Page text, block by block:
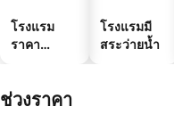
โรงแรม
ราคา
โรงแรมมี
สระว่ายน้ำ
ช่วงราคา